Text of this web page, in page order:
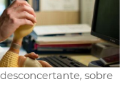
sobre